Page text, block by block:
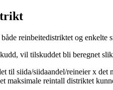
reinbeitedistriktet og
vil tilskuddet bli beregnet
til siida/siidaandel/reineier x
maksimale reintall distriktet